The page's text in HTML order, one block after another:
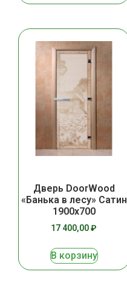
Дверь DoorWood
«Банька в лесу» Сатин
1900х700
17 400,00₽
В корзину